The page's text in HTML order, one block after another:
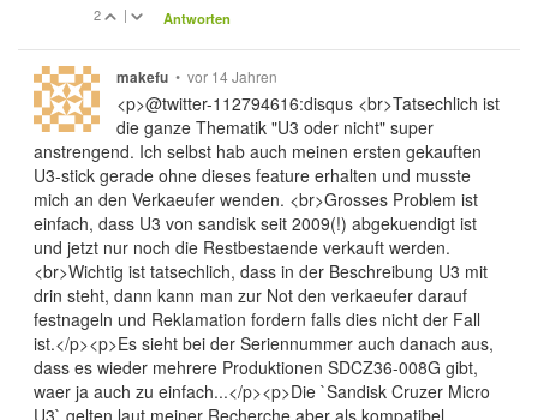
2 | Antworten
makefu • vor 14 Jahren
<p>@twitter-112794616:disqus <br>Tatsechlich ist
die ganze Thematik "U3 oder nicht" super
anstrengend. Ich selbst hab auch meinen ersten gekauften
U3-stick gerade ohne dieses feature erhalten und musste
mich an den Verkaeufer wenden. <br>Grosses Problem ist
einfach, dass U3 von sandisk seit 2009(!) abgekuendigt ist
und jetzt nur noch die Restbestaende verkauft werden.
<br>Wichtig ist tatsechlich, dass in der Beschreibung U3 mit
drin steht, dann kann man zur Not den verkaeufer darauf
festnageln und Reklamation fordern falls dies nicht der Fall
ist.</p><p>Es sieht bei der Seriennummer auch danach aus,
dass es wieder mehrere Produktionen SDCZ36-008G gibt,
waer ja auch zu einfach...</p><p>Die `Sandisk Cruzer Micro
U3` gelten laut meiner Recherche aber als kompatibel,